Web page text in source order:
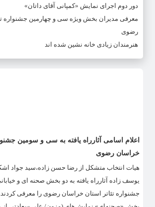
دور دوم اجرای نمایش «کمپانی آقای داتان»
معرفی مدیران بخش ویژه سی و چهارمین جشنواره
رضوی
هنرمندان زیادی خانه نشین شده اند
اعلام اسامی آثارراه یافته به سی و سومین
خراسان رضوی
هیات انتخاب متشکل از رضا حسن زاده،سید جواد
یوسف زاده آثارراه یافته به دو بخش صحنه ای و
جشنواره تئاتر استان خراسان رضوی را معرفی